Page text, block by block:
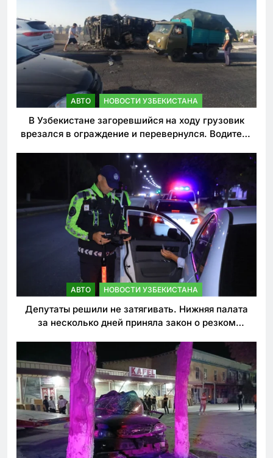
АВТО НОВОСТИ УЗБЕКИСТАНА
В Узбекистане загоревшийся на ходу грузовик
врезался в ограждение и перевернулся. Водитель
АВТО НОВОСТИ УЗБЕКИСТАНА
Депутаты решили не затягивать. Нижняя палата
за несколько дней приняла закон о резком